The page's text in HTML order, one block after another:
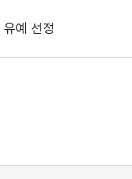
예 선정